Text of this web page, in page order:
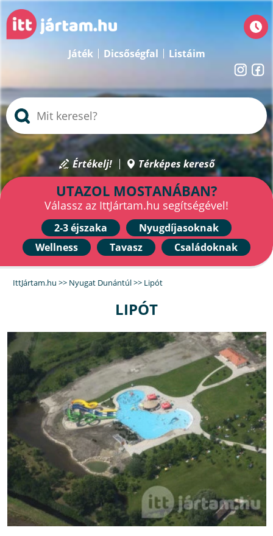
Játék Dicsőségfal Listáim
Értékelj! Térképes kereső
UTAZOL MOSTANÁBAN?
Válassz az IttJártam.hu segítségével!
2-3 éjszaka
Nyugdíjasoknak
Wellness
Tavasz Családoknak
IttJártam.hu >> Nyugat Dunántúl>> Lipót
LIPÓT